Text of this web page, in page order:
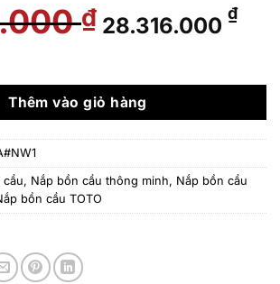
₫ Giá
gốc
40.451.000 ₫.
28.316.000 ₫Giá
là:
dòng S7 TCF47360GAA số lượng
Thêm vào giỏ hàng
cầu, Nắp bồn cầu thông minh, Nắp bồn cầu
bồn cầu TOTO